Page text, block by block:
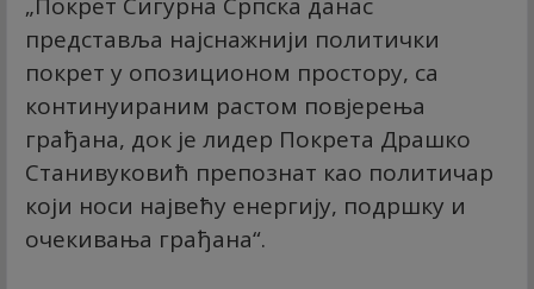
„Покрет Сигурна Српска данас
представља најснажнији политички
покрет у опозиционом простору, са
континуираним растом повјерења
грађана, док је лидер Покрета Драшко
Станивуковић препознат као политичар
који носи највећу енергију, подршку и
очекивања грађана“.